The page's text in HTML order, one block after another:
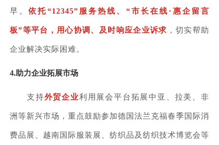
早。依托“12345”服务热线、“市长在线·惠企留言
板”等平台，用心协调、及时响应企业诉求 ，切实帮助
企业解决实际困难。
4.助力企业拓展市场
支持外贸企业利用展会平台拓展中亚、拉美、非
洲等新兴市场，重点鼓励参加德国法兰克福春季国际消
费品展 、越南国际服装展、 纺织品及纺织技术博览会等